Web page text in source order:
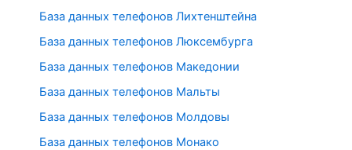
База данных телефонов Лихтенштейна
База данных телефонов Люксембурга
База данных телефонов Македонии
База данных телефонов Мальты
База данных телефонов Молдовы
База данных телефонов Монако